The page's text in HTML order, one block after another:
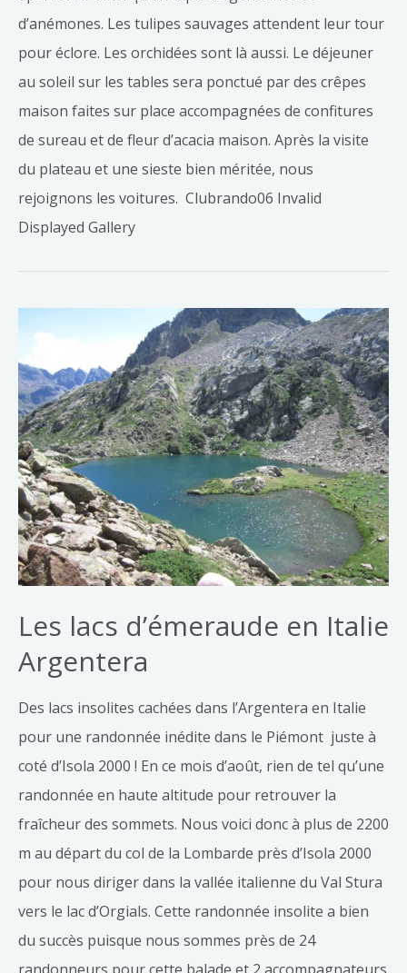
d’anémones. Les tulipes sauvages attendent leur tour
pour éclore. Les orchidées sont là aussi. Le déjeuner
au soleil sur les tables sera ponctué par des crêpes
maison faites sur place accompagnées de confitures
de sureau et de fleur d’acacia maison. Après la visite
du plateau et une sieste bien méritée, nous
rejoignons les voitures. Clubrando06 Invalid
Displayed Gallery
Les lacs d’émeraude en Italie
Argentera
Des lacs insolites cachées dans l’Argentera en Italie
pour une randonnée inédite dans le Piémont juste à
coté d’Isola 2000 ! En ce mois d’août, rien de tel qu’une
randonnée en haute altitude pour retrouver la
fraîcheur des sommets. Nous voici donc à plus de 2200
m au départ du col de la Lombarde près d’Isola 2000
pour nous diriger dans la vallée italienne du Val Stura
vers le lac d’Orgials. Cette randonnée insolite a bien
du succès puisque nous sommes près de 24